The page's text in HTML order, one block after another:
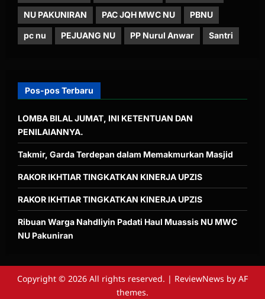
NU PAKUNIRAN PAC JQH MWC NU PBNU
pc nu PEJUANG NU PP Nurul Anwar Santri
Pos-pos Terbaru
LOMBA BILAL JUMAT, INI KETENTUAN DAN
PENILAIANNYA.
Takmir, Garda Terdepan dalam Memakmurkan Masjid
RAKOR IKHTIAR TINGKATKAN KINERJA UPZIS
RAKOR IKHTIAR TINGKATKAN KINERJA UPZIS
Ribuan Warga Nahdliyin Padati Haul Muassis NU MWC
NU Pakuniran
Copyright © 2026 All rights reserved. | ReviewNews by AF
themes.